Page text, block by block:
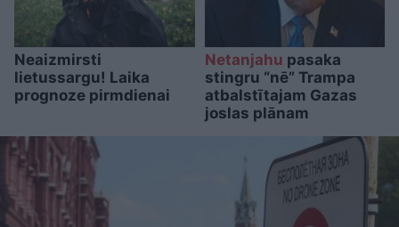
Neaizmirsti
lietussargu! Laika
prognoze pirmdienai
Netanjahu pasaka
stingru “nē” Trampa
atbalstītajam Gazas
joslas plānam